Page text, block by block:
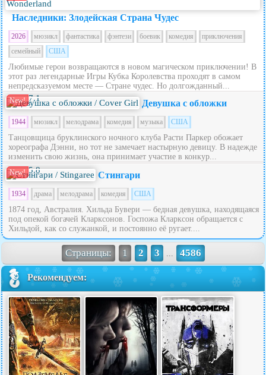
Наследники: Злодейская Страна Чудес
2026 мюзикл фантастика фэнтези боевик комедия
приключения
семейный
США
Любимые герои возвращаются в новом магическом приключении! В
этот раз легендарные Игры Кубка Королевства проходят в самом
непредсказуемом месте — Стране чудес. Но долгожданный...
New! 7.1 Девушка с обложки
1944 мюзикл мелодрама комедия музыка США
Танцовщица бруклинского ночного клуба Расти Паркер обожает
хореографа Дэнни, но тот не замечает настырную девицу. В надежде
изменить свою жизнь, она принимает участие в конкур...
New! 5.8 Стингари
1934 драма мелодрама комедия США
1874 год, Австралия. Хильда Бувери — бедная девушка, находящаяся
под опекой богачей Кларксонов. Госпожа Кларксон обращается с
Хильдой, как со служанкой, и постоянно её ругает....
Страницы: 1 2 3 ... 4586
Рекомендуем: